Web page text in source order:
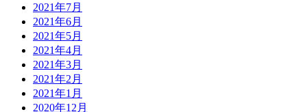
2021年7月
2021年6月
2021年5月
2021年4月
2021年3月
2021年2月
2021年1月
2020年12月